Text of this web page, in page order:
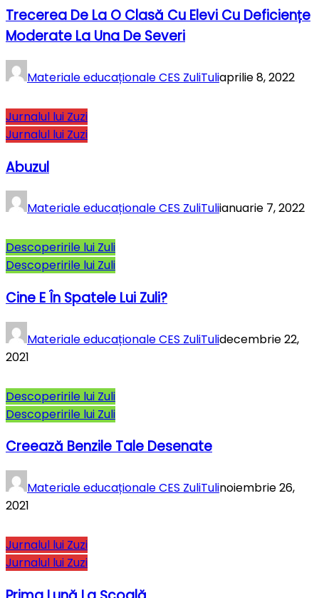
Trecerea De La O Clasă Cu Elevi Cu Deficiențe
Moderate La Una De Severi
Materiale educaționale CES ZuliTuliaprilie 8, 2022
Jurnalul lui Zuzi
Jurnalul lui Zuzi
Abuzul
Materiale educaționale CES ZuliTuliianuarie 7, 2022
Descoperirile lui Zuli
Descoperirile lui Zuli
Cine E În Spatele Lui Zuli?
Materiale educaționale CES ZuliTulidecembrie 22,
2021
Descoperirile lui Zuli
Descoperirile lui Zuli
Creează Benzile Tale Desenate
Materiale educaționale CES ZuliTulinoiembrie 26,
2021
Jurnalul lui Zuzi
Jurnalul lui Zuzi